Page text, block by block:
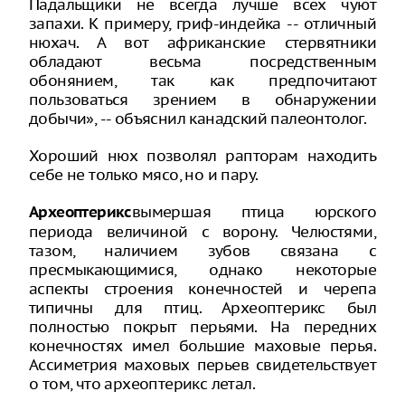
Падальщики не всегда лучше всех чуют
запахи. К примеру, гриф-индейка -- отличный
нюхач. А вот африканские стервятники
обладают весьма посредственным
обонянием, так как предпочитают
пользоваться зрением в обнаружении
добычи», -- объяснил канадский палеонтолог.
Хороший нюх позволял рапторам находить
себе не только мясо, но и пару.
Археоптериксвымершая птица юрского
периода величиной с ворону. Челюстями,
тазом, наличием зубов связана с
пресмыкающимися, однако некоторые
аспекты строения конечностей и черепа
типичны для птиц. Археоптерикс был
полностью покрыт перьями. На передних
конечностях имел большие маховые перья.
Ассиметрия маховых перьев свидетельствует
о том, что археоптерикс летал.